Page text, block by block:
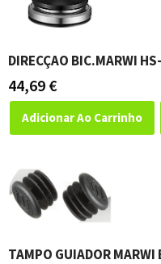
DIRECÇAO BIC.MARWI
44,69 €
Adicionar Ao Carrinho
TAMPO GUIADOR